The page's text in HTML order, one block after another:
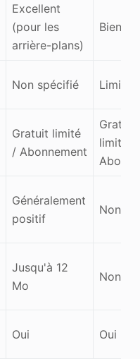
Excellent
(pour les
arrière-plans)
Bien
Non spécifié Limité
Gratuit limité
/ Abonnement
Gratuit
limité /
Généralement
positif
Non
Jusqu'à 12
Mo
Non
Oui Oui